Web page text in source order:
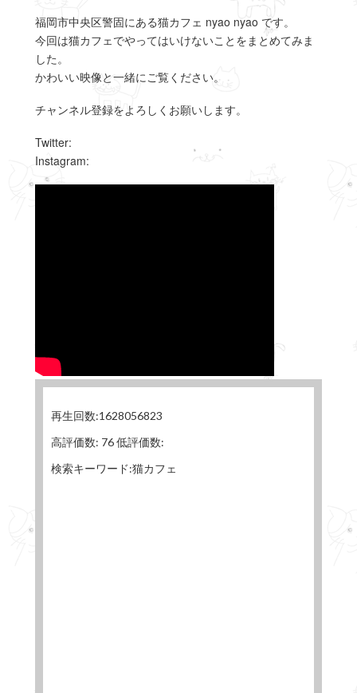
福岡市中央区警固にある猫カフェ nyao nyao です。
今回は猫カフェでやってはいけないことをまとめてみま
した。
かわいい映像と一緒にご覧ください。
チャンネル登録をよろしくお願いします。
Twitter:
Instagram:
再生回数:1628056823
高評価数: 76 低評価数:
検索キーワード:猫カフェ